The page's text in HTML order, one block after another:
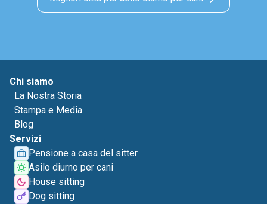
Chi siamo
La Nostra Storia
Stampa e Media
Blog
Servizi
Pensione a casa del sitter
Asilo diurno per cani
House sitting
Dog sitting